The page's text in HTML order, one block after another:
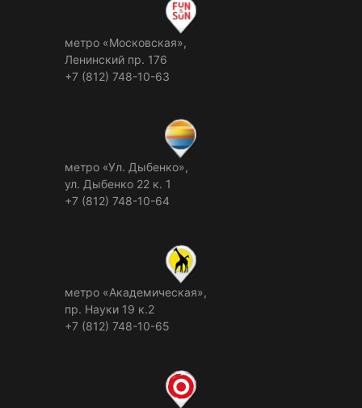
метро «Московская»,
Ленинский пр. 176
+7 (812) 748-10-63
метро «Ул. Дыбенко»,
ул. Дыбенко 22 к. 1
+7 (812) 748-10-64
метро «Академическая»,
пр. Науки 19 к.2
+7 (812) 748-10-65